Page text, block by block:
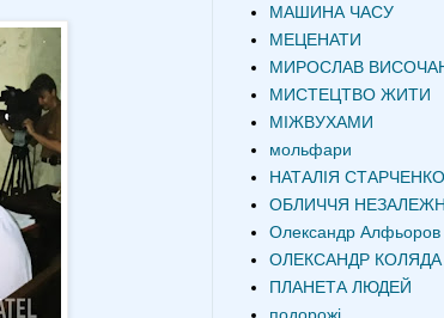
МАШИНА ЧАСУ
МЕЦЕНАТИ
МИРОСЛАВ
МИСТЕЦТВО ЖИТИ
МІЖВУХАМИ
мольфари
НАТАЛІЯ СТАРЧЕНКО
ОБЛИЧЧЯ
Олександр Алфьоров
ОЛЕКСАНДР КОЛЯДА
ПЛАНЕТА ЛЮДЕЙ
подорожі